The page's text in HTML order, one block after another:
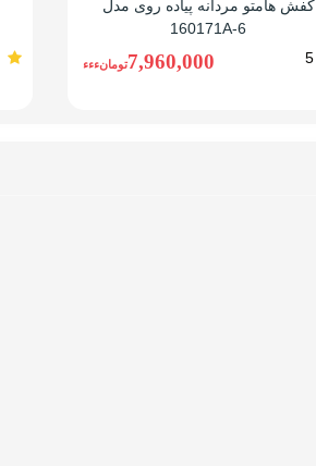
کفش هامتو مردانه پیاده روی مدل
160171A-6
5
7,960,000تومانءءء